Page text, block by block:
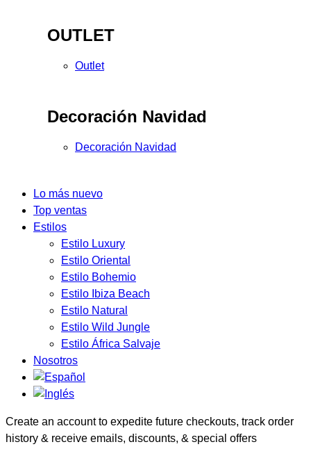
OUTLET
Outlet
Decoración Navidad
Decoración Navidad
Lo más nuevo
Top ventas
Estilos
Estilo Luxury
Estilo Oriental
Estilo Bohemio
Estilo Ibiza Beach
Estilo Natural
Estilo Wild Jungle
Estilo África Salvaje
Nosotros
Create an account to expedite future checkouts, track order
history & receive emails, discounts, & special offers